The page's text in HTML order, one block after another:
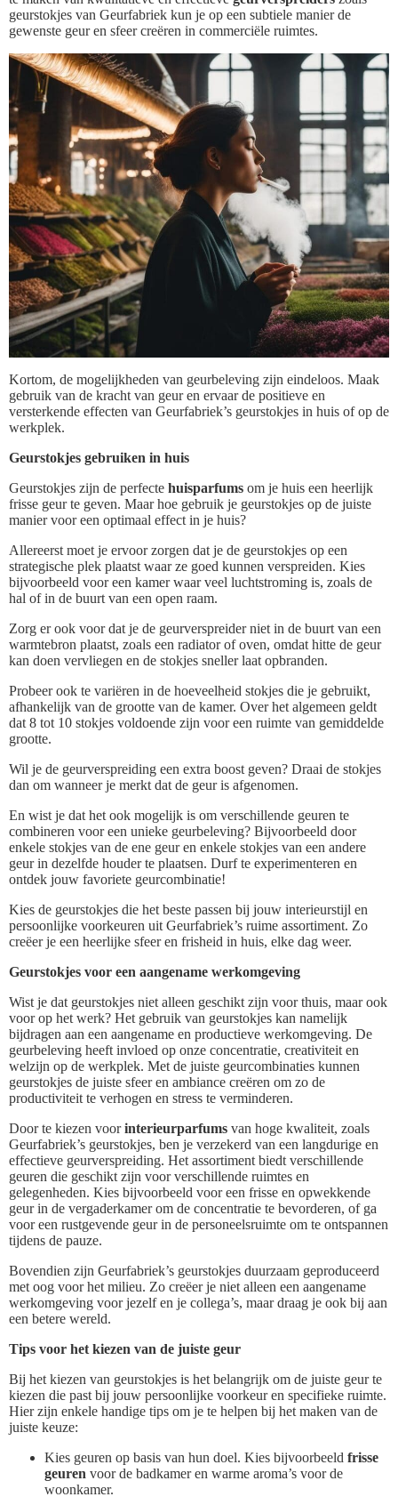
geurstokjes van Geurfabriek kun je op een subtiele manier de
gewenste geur en sfeer creëren in commerciële ruimtes.
Kortom, de mogelijkheden van geurbeleving zijn eindeloos. Maak
gebruik van de kracht van geur en ervaar de positieve en
versterkende effecten van Geurfabriek’s geurstokjes in huis of op de
werkplek.
Geurstokjes gebruiken in huis
Geurstokjes zijn de perfecte huisparfums om je huis een heerlijk
frisse geur te geven. Maar hoe gebruik je geurstokjes op de juiste
manier voor een optimaal effect in je huis?
Allereerst moet je ervoor zorgen dat je de geurstokjes op een
strategische plek plaatst waar ze goed kunnen verspreiden. Kies
bijvoorbeeld voor een kamer waar veel luchtstroming is, zoals de
hal of in de buurt van een open raam.
Zorg er ook voor dat je de geurverspreider niet in de buurt van een
warmtebron plaatst, zoals een radiator of oven, omdat hitte de geur
kan doen vervliegen en de stokjes sneller laat opbranden.
Probeer ook te variëren in de hoeveelheid stokjes die je gebruikt,
afhankelijk van de grootte van de kamer. Over het algemeen geldt
dat 8 tot 10 stokjes voldoende zijn voor een ruimte van gemiddelde
grootte.
Wil je de geurverspreiding een extra boost geven? Draai de stokjes
dan om wanneer je merkt dat de geur is afgenomen.
En wist je dat het ook mogelijk is om verschillende geuren te
combineren voor een unieke geurbeleving? Bijvoorbeeld door
enkele stokjes van de ene geur en enkele stokjes van een andere
geur in dezelfde houder te plaatsen. Durf te experimenteren en
ontdek jouw favoriete geurcombinatie!
Kies de geurstokjes die het beste passen bij jouw interieurstijl en
persoonlijke voorkeuren uit Geurfabriek’s ruime assortiment. Zo
creëer je een heerlijke sfeer en frisheid in huis, elke dag weer.
Geurstokjes voor een aangename werkomgeving
Wist je dat geurstokjes niet alleen geschikt zijn voor thuis, maar ook
voor op het werk? Het gebruik van geurstokjes kan namelijk
bijdragen aan een aangename en productieve werkomgeving. De
geurbeleving heeft invloed op onze concentratie, creativiteit en
welzijn op de werkplek. Met de juiste geurcombinaties kunnen
geurstokjes de juiste sfeer en ambiance creëren om zo de
productiviteit te verhogen en stress te verminderen.
Door te kiezen voorinterieurparfums van hoge kwaliteit, zoals
Geurfabriek’s geurstokjes, ben je verzekerd van een langdurige en
effectieve geurverspreiding. Het assortiment biedt verschillende
geuren die geschikt zijn voor verschillende ruimtes en
gelegenheden. Kies bijvoorbeeld voor een frisse en opwekkende
geur in de vergaderkamer om de concentratie te bevorderen, of ga
voor een rustgevende geur in de personeelsruimte om te ontspannen
tijdens de pauze.
Bovendien zijn Geurfabriek’s geurstokjes duurzaam geproduceerd
met oog voor het milieu. Zo creëer je niet alleen een aangename
werkomgeving voor jezelf en je collega’s, maar draag je ook bij aan
een betere wereld.
Tips voor het kiezen van de juiste geur
Bij het kiezen van geurstokjes is het belangrijk om de juiste geur te
kiezen die past bij jouw persoonlijke voorkeur en specifieke ruimte.
Hier zijn enkele handige tips om je te helpen bij het maken van de
juiste keuze:
Kies geuren op basis van hun doel. Kies bijvoorbeeld frisse
geuren voor de badkamer en warme aroma’s voor de
woonkamer.